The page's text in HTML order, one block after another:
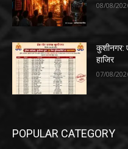
08/08/
कुशीनगर:
हाजिर
07/08/
POPULAR CATEGORY